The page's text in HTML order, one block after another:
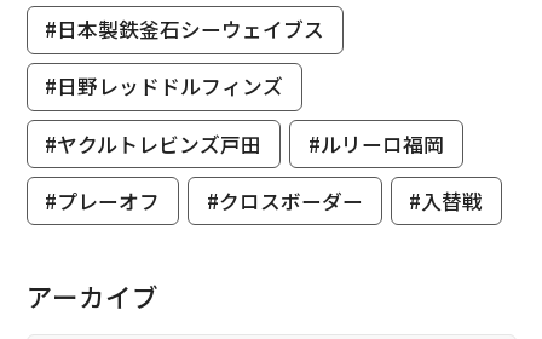
#日本製鉄釜石シーウェイブス
#日野レッドドルフィンズ
#ヤクルトレビンズ戸田
#ルリーロ福岡
#プレーオフ
#クロスボーダー #入替戦
アーカイブ